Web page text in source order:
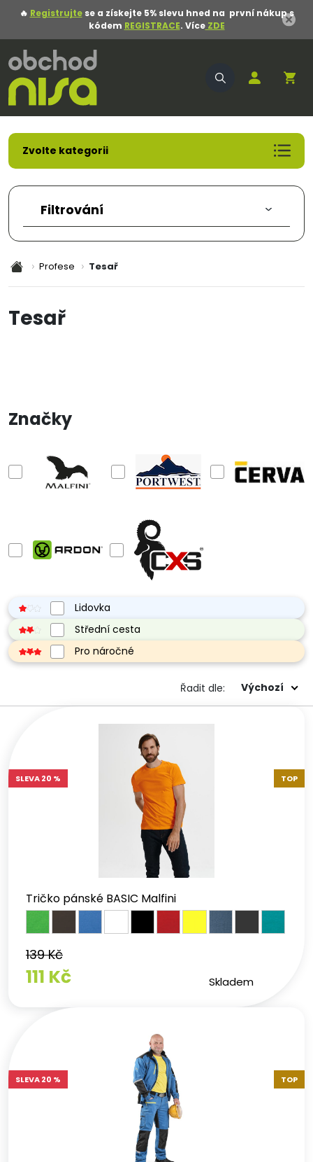
🔥 Registrujtese a získejte 5% slevu hned na první nákup s
kódem REGISTRACE. VíceZDE
Profese Tesař
Tesař
Značky
Lidovka
Střední cesta
Pro náročné
Řadit dle: Výchozí
Tričko pánské BASIC Malfini
139 Kč
111 Kč Skladem
SLEVA 20 % TOP
SLEVA 20 % TOP
Zvolte kategorii
Pracovní oděvy
Pracovní obuv
Oděvy
Obuv
Dárkové předměty
Filtrování